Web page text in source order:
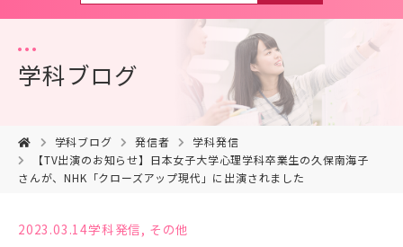
学科ブログ
学科ブログ 発信者
学科発信
【TV出演のお知らせ】日本女子大学心理学科卒業生の久保南海子
さんが、NHK「クローズアップ現代」に出演されました
2023.03.14学科発信, その他